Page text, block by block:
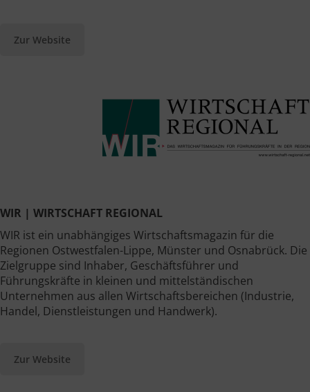
Zur Website
WIR | WIRTSCHAFT REGIONAL
WIR ist ein unabhängiges Wirtschaftsmagazin für die
Regionen Ostwestfalen-Lippe, Münster und Osnabrück. Die
Zielgruppe sind Inhaber, Geschäftsführer und
Führungskräfte in kleinen und mittelständischen
Unternehmen aus allen Wirtschaftsbereichen (Industrie,
Handel, Dienstleistungen und Handwerk).
Zur Website